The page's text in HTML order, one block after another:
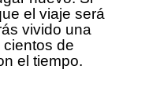
el viaje será
vivido una
de
el tiempo.